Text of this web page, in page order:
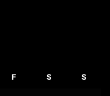
F S S